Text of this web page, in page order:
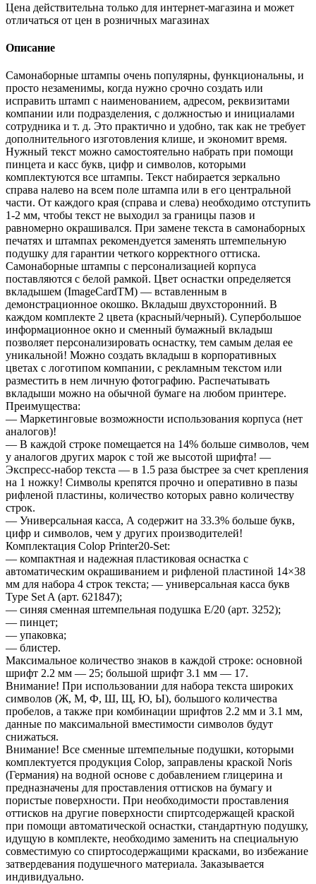
Цена действительна только для интернет-магазина и может
отличаться от цен в розничных магазинах
Описание
Самонаборные штампы очень популярны, функциональны, и
просто незаменимы, когда нужно срочно создать или
исправить штамп с наименованием, адресом, реквизитами
компании или подразделения, с должностью и инициалами
сотрудника и т. д. Это практично и удобно, так как не требует
дополнительного изготовления клише, и экономит время.
Нужный текст можно самостоятельно набрать при помощи
пинцета и касс букв, цифр и символов, которыми
комплектуются все штампы. Текст набирается зеркально
справа налево на всем поле штампа или в его центральной
части. От каждого края (справа и слева) необходимо отступить
1-2 мм, чтобы текст не выходил за границы пазов и
равномерно окрашивался. При замене текста в самонаборных
печатях и штампах рекомендуется заменять штемпельную
подушку для гарантии четкого корректного оттиска.
Самонаборные штампы с персонализацией корпуса
поставляются с белой рамкой. Цвет оснастки определяется
вкладышем (ImageCardTM) — вставленным в
демонстрационное окошко. Вкладыш двухсторонний. В
каждом комплекте 2 цвета (красный/черный). Супербольшое
информационное окно и сменный бумажный вкладыш
позволяет персонализировать оснастку, тем самым делая ее
уникальной! Можно создать вкладыш в корпоративных
цветах с логотипом компании, с рекламным текстом или
разместить в нем личную фотографию. Распечатывать
вкладыши можно на обычной бумаге на любом принтере.
Преимущества:
— Маркетинговые возможности использования корпуса (нет
аналогов)!
— В каждой строке помещается на 14% больше символов, чем
у аналогов других марок с той же высотой шрифта! —
Экспресс-набор текста — в 1.5 раза быстрее за счет крепления
на 1 ножку! Символы крепятся прочно и оперативно в пазы
рифленой пластины, количество которых равно количеству
строк.
— Универсальная касса, А содержит на 33.3% больше букв,
цифр и символов, чем у других производителей!
Комплектация Colop Printer20-Set:
— компактная и надежная пластиковая оснастка с
автоматическим окрашиванием и рифленой пластиной 14×38
мм для набора 4 строк текста; — универсальная касса букв
Type Set A (арт. 621847);
— синяя сменная штемпельная подушка E/20 (арт. 3252);
— пинцет;
— упаковка;
— блистер.
Максимальное количество знаков в каждой строке: основной
шрифт 2.2 мм — 25; большой шрифт 3.1 мм — 17.
Внимание! При использовании для набора текста широких
символов (Ж, М, Ф, Ш, Щ, Ю, Ы), большого количества
пробелов, а также при комбинации шрифтов 2.2 мм и 3.1 мм,
данные по максимальной вместимости символов будут
снижаться.
Внимание! Все сменные штемпельные подушки, которыми
комплектуется продукция Colop, заправлены краской Noris
(Германия) на водной основе с добавлением глицерина и
предназначены для проставления оттисков на бумагу и
пористые поверхности. При необходимости проставления
оттисков на другие поверхности спиртсодержащей краской
при помощи автоматической оснастки, стандартную подушку,
идущую в комплекте, необходимо заменить на специальную
совместимую со спиртосодержащими красками, во избежание
затвердевания подушечного материала. Заказывается
индивидуально.